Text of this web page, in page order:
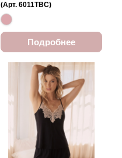
(Арт. 6011TBC)
Подробнее